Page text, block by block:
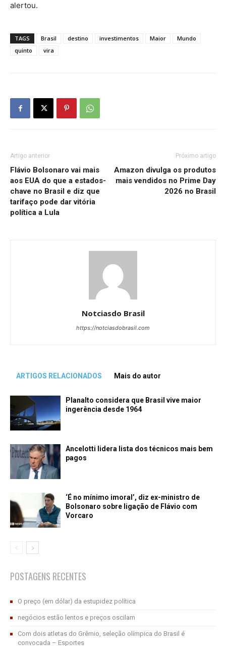
alertou.
TAGS Brasil destino investimentos Maior
Mundo
quinto
vira
Artigo anterior
Flávio Bolsonaro vai mais
aos EUA do que a estados-
chave no Brasil e diz que
tarifaço pode dar vitória
política a Lula
Próximo artigo
Amazon divulga os produtos
mais vendidos no Prime Day
2026 no Brasil
Notciasdo Brasil
https://notciasdobrasil.com
ARTIGOS RELACIONADOS Mais do autor
Planalto considera que Brasil vive maior
ingerência desde 1964
Ancelotti lidera lista dos técnicos mais bem
pagos
‘É no mínimo imoral’, diz ex-ministro de
Bolsonaro sobre ligação de Flávio com
Vorcaro
POSTAGENS RECENTES
O preço (em dólar) da estupidez política
negócios estão lentos e preços oscilam
Com dois atletas do Grêmio, seleção olímpica do Brasil é
convocada – Esportes